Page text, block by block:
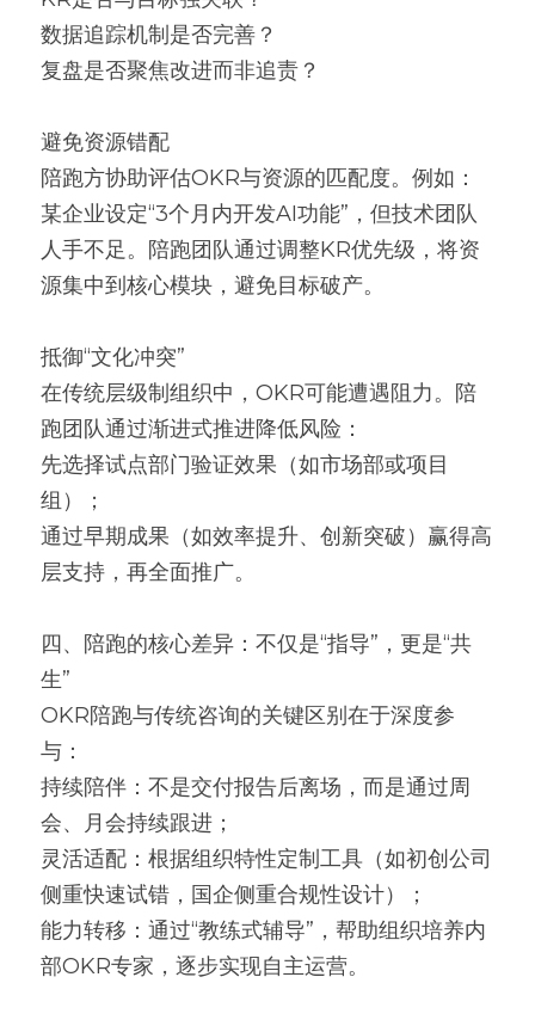
数据追踪机制是否完善？
复盘是否聚焦改进而非追责？
避免资源错配
陪跑方协助评估OKR与资源的匹配度。例如：
某企业设定“3个月内开发AI功能”，但技术团队
人手不足。陪跑团队通过调整KR优先级，将资
源集中到核心模块，避免目标破产。
抵御“文化冲突”
在传统层级制组织中，OKR可能遭遇阻力。陪
跑团队通过渐进式推进降低风险：
先选择试点部门验证效果（如市场部或项目
组）；
通过早期成果（如效率提升、创新突破）赢得高
层支持，再全面推广。
四、陪跑的核心差异：不仅是“指导”，更是“共
生”
OKR陪跑与传统咨询的关键区别在于深度参
与：
持续陪伴：不是交付报告后离场，而是通过周
会、月会持续跟进；
灵活适配：根据组织特性定制工具（如初创公司
侧重快速试错，国企侧重合规性设计）；
能力转移：通过“教练式辅导”，帮助组织培养内
部OKR专家，逐步实现自主运营。